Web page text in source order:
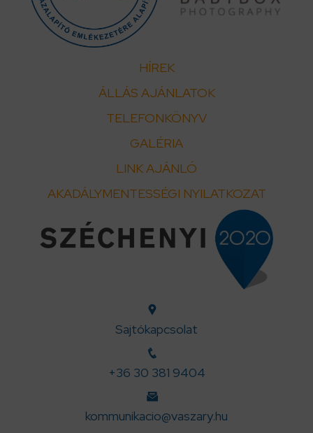
HÍREK
ÁLLÁS AJÁNLATOK
TELEFONKÖNYV
GALÉRIA
LINK AJÁNLÓ
AKADÁLYMENTESSÉGI NYILATKOZAT
Sajtókapcsolat
+36 30 381 9404
kommunikacio@vaszary.hu